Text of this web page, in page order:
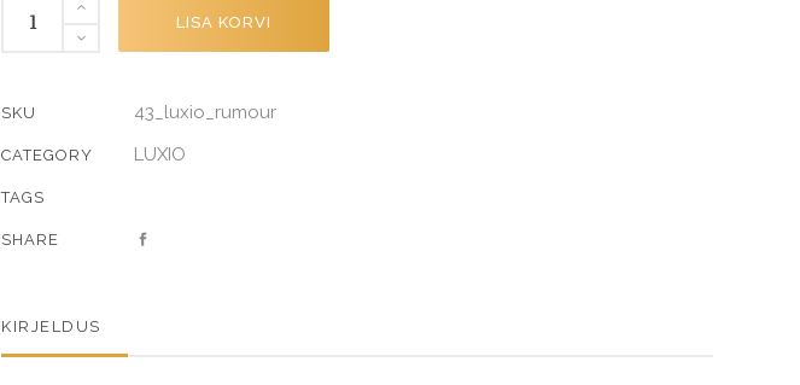
LISA KORVI
SKU 43_luxio_rumour
CATEGORY LUXIO
TAGS
SHARE
KIRJELDUS